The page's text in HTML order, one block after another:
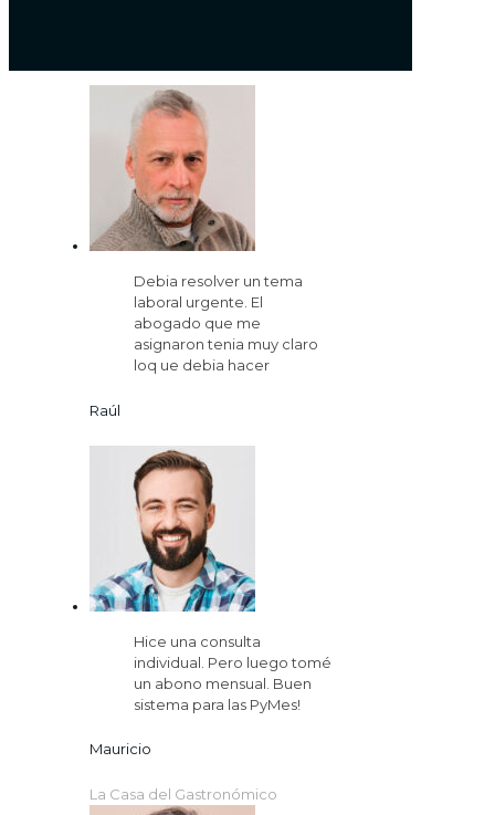
Debia resolver un tema
laboral urgente. El
abogado que me
asignaron tenia muy claro
loq ue debia hacer
Raúl
Hice una consulta
individual. Pero luego tomé
un abono mensual. Buen
sistema para las PyMes!
Mauricio
La Casa del Gastronómico